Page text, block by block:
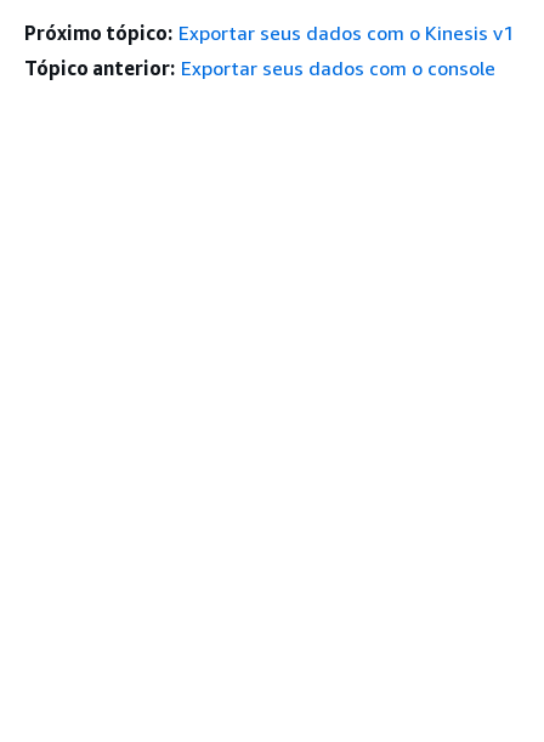
Próximo tópico: Exportar seus dados com o Kinesis v1
Tópico anterior: Exportar seus dados com o console